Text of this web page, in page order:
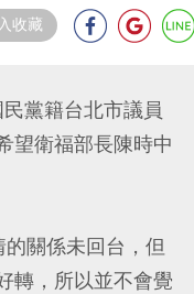
收藏
黨籍台北市議員
望衛福部長陳時中
關係未回台，但
轉，所以並不會覺